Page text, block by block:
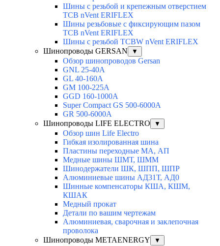
Шины с резьбой и крепежным отверстием
TCB nVent ERIFLEX
Шины резьбовые с фиксирующим пазом
TCB nVent ERIFLEX
Шины с резьбой TCBW nVent ERIFLEX
Шинопроводы GERSAN
▼
Обзор шинопроводов Gersan
GNL 25-40A
GL 40-160A
GM 100-225A
GGD 160-1000A
Super Compact GS 500-6000A
GR 500-6000A
Шинопроводы LIFE ELECTRO
▼
Обзор шин Life Electro
Гибкая изолированная шина
Пластины переходные МА, АП
Медные шины ШМТ, ШММ
Шинодержатели ШК, ШПП, ШПР
Алюминиевые шины АД31Т, АД0
Шинные компенсаторы КША, КШМ,
КШАК
Медный прокат
Детали по вашим чертежам
Алюминиевая, cварочная и заклепочная
проволока
Шинопроводы METAENERGY
▼